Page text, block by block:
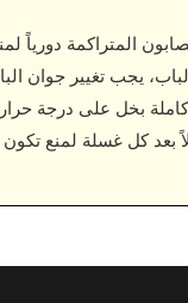
المتراكمة
يجب تغيير جوان
90 لتنظيف الحلة من الرواسب
بعد كل غسلة لمنع